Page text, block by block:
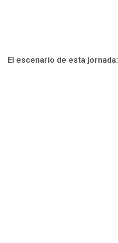
El escenario de esta jornada: